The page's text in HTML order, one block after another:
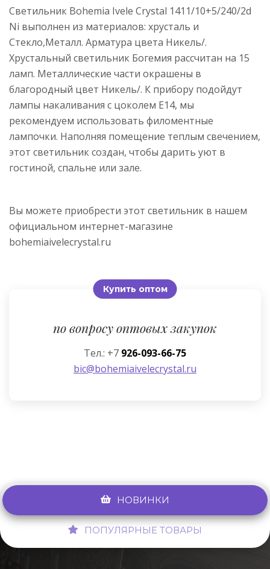
Светильник Bohemia Ivele Crystal 1411/10+5/240/2d
Ni выполнен из материалов: хрусталь и
Стекло,Металл. Арматура цвета Никель/.
Хрустальный светильник Богемия рассчитан на 15
ламп. Металлические части окрашены в
благородный цвет Никель/. К прибору подойдут
лампы накаливания с цоколем E14, мы
рекомендуем использовать филоментные
лампочки. Наполняя помещение теплым свечением,
этот светильник создан, чтобы дарить уют в
гостиной, спальне или зале.
Вы можете приобрести этот светильник в нашем
официальном интернет-магазине
bohemiaivelecrystal.ru
Купить оптом
по вопросу оптовых закупок
Тел.: +7 926-093-66-75
bic@bohemiaivelecrystal.ru
НОВИНКИ
ПОПУЛЯРНЫЕ ТОВАРЫ